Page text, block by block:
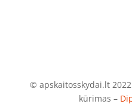
© apskaitosskydai.lt
kūrimas –